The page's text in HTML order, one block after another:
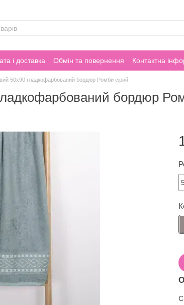
і доставка Обмін та повернення Контактна
50х90 гладкофарбований бордюр Ромби сірий
бордюр